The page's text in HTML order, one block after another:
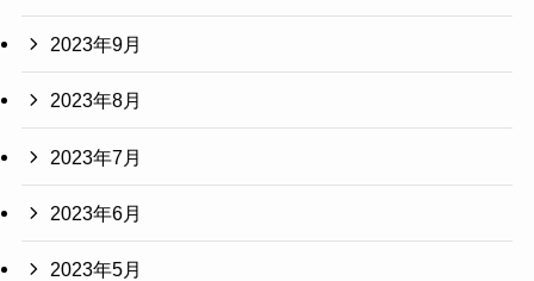
2023年9月
2023年8月
2023年7月
2023年6月
2023年5月